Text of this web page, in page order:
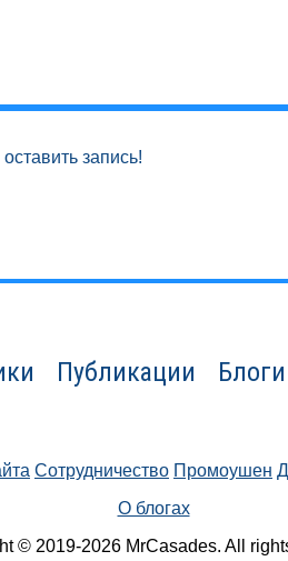
запись!
Публикации Блоги
Сотрудничество Промоушен
О блогах
© 2019-2026 MrCasades. All